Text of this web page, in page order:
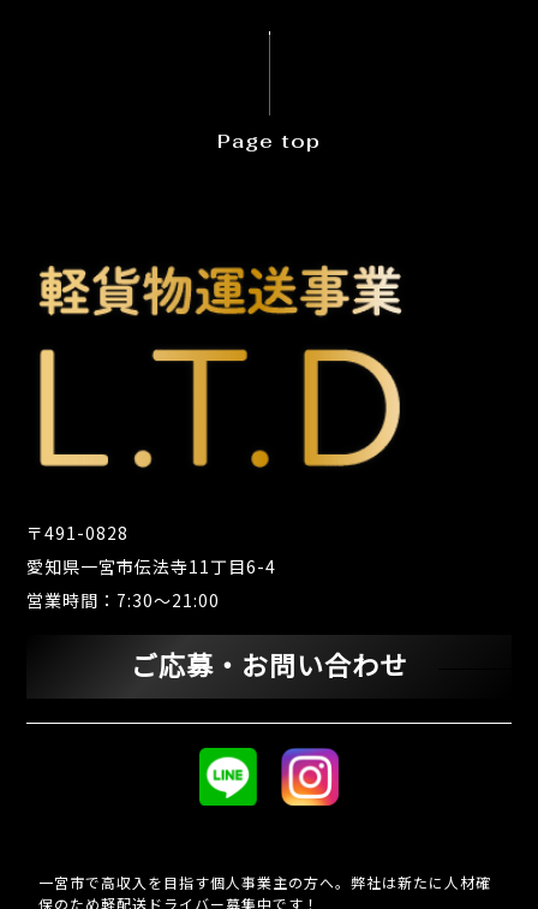
Page top
〒491-0828
愛知県一宮市伝法寺11丁目6-4
営業時間：7:30～21:00
ご応募・お問い合わせ
一宮市で高収入を目指す個人事業主の方へ。弊社は新たに人材確
保のため軽配送ドライバー募集中です！